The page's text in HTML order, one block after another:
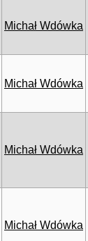
Michał Wdówka
Michał Wdówka
Michał Wdówka
Michał Wdówka